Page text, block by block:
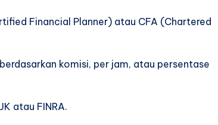
Financial Planner) atau CFA (Chartered
komisi, per jam, atau persentase
atau FINRA.